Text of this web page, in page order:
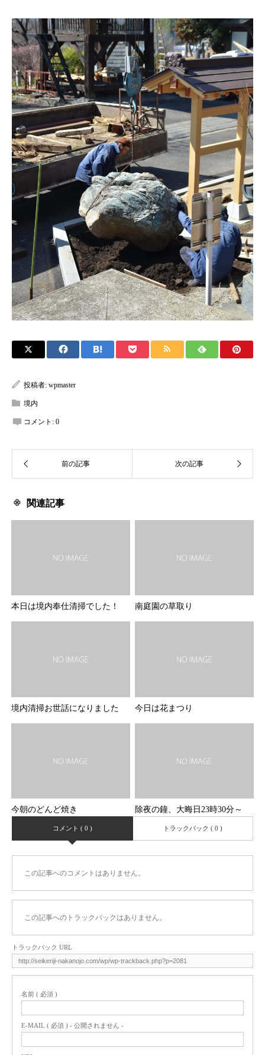
投稿者: wpmaster
境内
コメント: 0
関連記事
本日は境内奉仕清掃でした！ 南庭園の草取り
境内清掃お世話になりました 今日は花まつり
今朝のどんど焼き 除夜の鐘、大晦日23時30分～
コメント ( 0 ) トラックバック ( 0 )
この記事へのコメントはありません。
この記事へのトラックバックはありません。
トラックバック URL
名前 ( 必須 )
E-MAIL ( 必須 ) - 公開されません -